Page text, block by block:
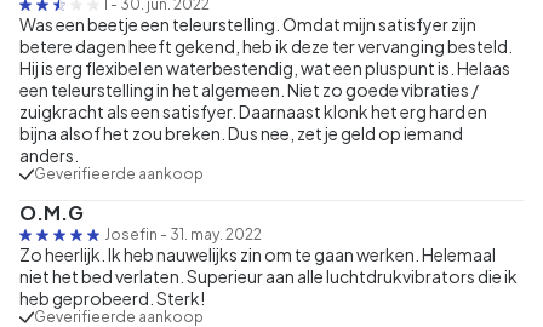
- 30. jun. 2022
Was een beetje een teleurstelling. Omdat mijn satisfyer zijn
betere dagen heeft gekend, heb ik deze ter vervanging besteld.
Hij is erg flexibel en waterbestendig, wat een pluspunt is. Helaas
een teleurstelling in het algemeen. Niet zo goede vibraties /
zuigkracht als een satisfyer. Daarnaast klonk het erg hard en
bijna alsof het zou breken. Dus nee, zet je geld op iemand
anders.
Geverifieerde aankoop
O.M.G
Josefin - 31. may. 2022
Zo heerlijk. Ik heb nauwelijks zin om te gaan werken. Helemaal
niet het bed verlaten. Superieur aan alle luchtdrukvibrators die ik
heb geprobeerd. Sterk!
Geverifieerde aankoop